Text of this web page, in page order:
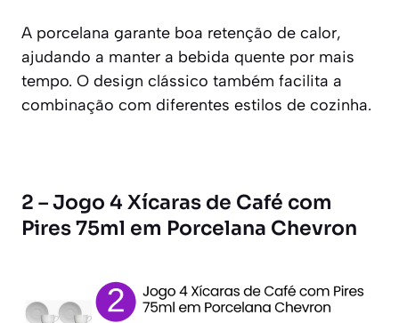
A porcelana garante boa retenção de calor,
ajudando a manter a bebida quente por mais
tempo. O design clássico também facilita a
combinação com diferentes estilos de cozinha.
2 – Jogo 4 Xícaras de Café com
Pires 75ml em Porcelana Chevron